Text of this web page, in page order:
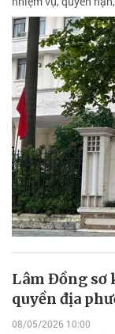
Lâm Đồng sơ
quyền địa
08/05/2026 10:00